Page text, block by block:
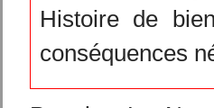
Histoire de
conséquences